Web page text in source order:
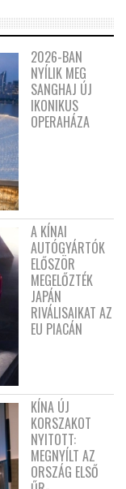
2026-BAN
NYÍLIK MEG
SANGHAJ ÚJ
IKONIKUS
OPERAHÁZA
A KÍNAI
AUTÓGYÁRTÓK
ELŐSZÖR
MEGELŐZTÉK
JAPÁN
RIVÁLISAIKAT AZ
EU PIACÁN
KÍNA ÚJ
KORSZAKOT
NYITOTT:
MEGNYÍLT AZ
ORSZÁG ELSŐ